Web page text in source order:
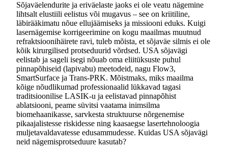
Sõjaväelendurite ja eriväelaste jaoks ei ole veatu nägemine
lihtsalt elustiili eelistus või mugavus – see on kriitiline,
läbirääkimatu nõue ellujäämiseks ja missiooni eduks. Kuigi
lasernägemise korrigeerimine on kogu maailmas muutnud
refraktsioonihäirete ravi, tuleb mõista, et sõjaväe silmis ei ole
kõik kirurgilised protseduurid võrdsed. USA sõjavägi
eelistab ja sageli isegi nõuab oma eliitüksuste puhul
pinnapõhiseid (lapivabu) meetodeid, nagu Flow3,
SmartSurface ja Trans-PRK. Mõistmaks, miks maailma
kõige nõudlikumad professionaalid lükkavad tagasi
traditsioonilise LASIK-u ja eelistavad pinnapõhist
ablatsiooni, peame süvitsi vaatama inimsilma
biomehaanikasse, sarvkesta struktuurse nõrgenemise
pikaajalistesse riskidesse ning kaasaegse lasertehnoloogia
muljetavaldavatesse edusammudesse. Kuidas USA sõjavägi
neid nägemisprotseduure kasutab?